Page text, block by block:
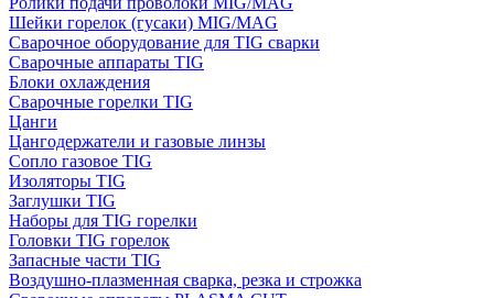
Шейки горелок (гусаки) MIG/MAG
Сварочное оборудование для TIG сварки
Сварочные аппараты TIG
Блоки охлаждения
Сварочные горелки TIG
Цанги
Цангодержатели и газовые линзы
Сопло газовое TIG
Изоляторы TIG
Заглушки TIG
Наборы для TIG горелки
Головки TIG горелок
Запасные части TIG
Воздушно-плазменная сварка, резка и строжка